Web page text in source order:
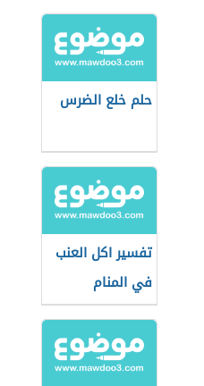
حلم خلع الضرس
تفسير اكل العنب
في المنام